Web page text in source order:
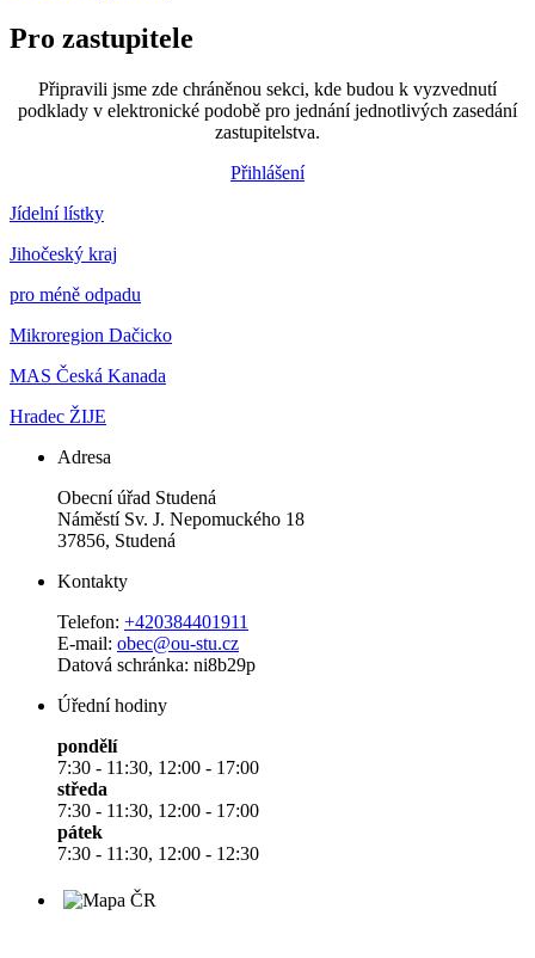
Pro zastupitele
Připravili jsme zde chráněnou sekci, kde budou k vyzvednutí
podklady v elektronické podobě pro jednání jednotlivých zasedání
zastupitelstva.
Přihlášení
Jídelní lístky
Jihočeský kraj
pro méně odpadu
Mikroregion Dačicko
MAS Česká Kanada
Hradec ŽIJE
Adresa
Obecní úřad Studená
Náměstí Sv. J. Nepomuckého 18
37856, Studená
Kontakty
Telefon: +420384401911
E-mail: obec@ou-stu.cz
Datová schránka: ni8b29p
Úřední hodiny
pondělí
7:30 - 11:30, 12:00 - 17:00
středa
7:30 - 11:30, 12:00 - 17:00
pátek
7:30 - 11:30, 12:00 - 12:30